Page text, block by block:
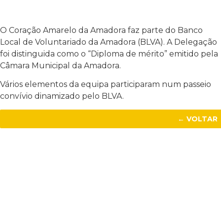
O Coração Amarelo da Amadora faz parte do Banco
Local de Voluntariado da Amadora (BLVA). A Delegação
foi distinguida como o “Diploma de mérito” emitido pela
Câmara Municipal da Amadora.
Vários elementos da equipa participaram num passeio
convívio dinamizado pelo BLVA.
← VOLTAR